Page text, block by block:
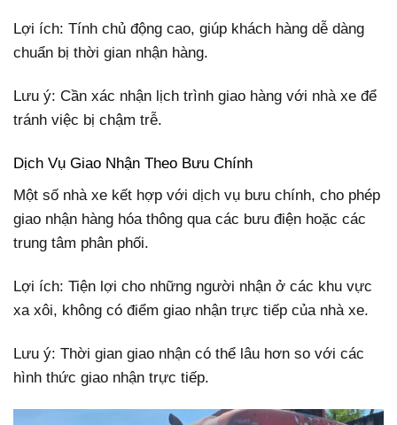
Lợi ích: Tính chủ động cao, giúp khách hàng dễ dàng
chuẩn bị thời gian nhận hàng.
Lưu ý: Cần xác nhận lịch trình giao hàng với nhà xe để
tránh việc bị chậm trễ.
Dịch Vụ Giao Nhận Theo Bưu Chính
Một số nhà xe kết hợp với dịch vụ bưu chính, cho phép
giao nhận hàng hóa thông qua các bưu điện hoặc các
trung tâm phân phối.
Lợi ích: Tiện lợi cho những người nhận ở các khu vực
xa xôi, không có điểm giao nhận trực tiếp của nhà xe.
Lưu ý: Thời gian giao nhận có thể lâu hơn so với các
hình thức giao nhận trực tiếp.